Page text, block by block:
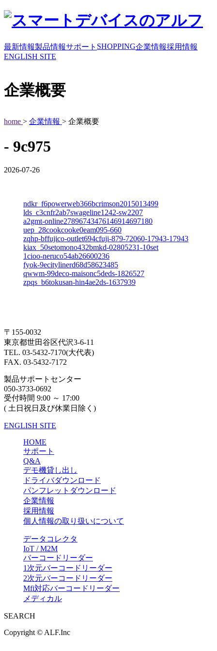
最新情報製品情報サポート SHOPPING企業情報採用情報
ENGLISH SITE
企業概要
home > 企業情報 > 企業概要
- 9c975
2026-07-26
ndkr_f6powerweb366bcrimson2015013499
lds_c3cnfr2ab7swageline1242-sw2207
a2gmt-online27896743476146914697180
uep_28cookcooke0eam095-660
zqhp-bffujico-outlet694cfuji-879-72060-17943-17943
kiax_50setomono432bmkd-02805231-10set
1cioo-neruco54ab26600236
fyok-9ecitylinerd68d58623485
qwwm-99deco-maisonc5deds-1826527
zpqs_b6tokusan-hin4ae2ds-1637939
〒155-0032
東京都世田谷区代沢3-6-11
TEL. 03-5432-7170(大代表)
FAX. 03-5432-7172
製品サポートセンター
050-3733-0692
受付時間 9:00 ～ 17:00
( 土日祝日及び休業日除く)
ENGLISH SITE
HOME
サポート
Q&A
デモ機貸し出し
ドライバダウンロード
パンフレットダウンロード
企業情報
採用情報
個人情報の取り扱いについて
データコレクタ
IoT / M2M
バーコードリーダー
1次元バーコードリーダー
2次元バーコードリーダー
Mfi対応バーコードリーダー
メディカル
SEARCH
Copyright © ALF.Inc